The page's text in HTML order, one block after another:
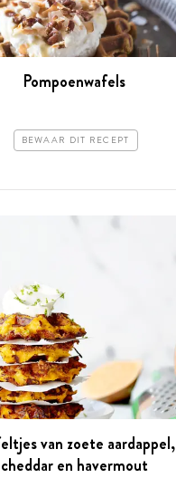
Pompoenwafels
BEWAAR DIT RECEPT
van zoete aardappel,
cheddar en havermout